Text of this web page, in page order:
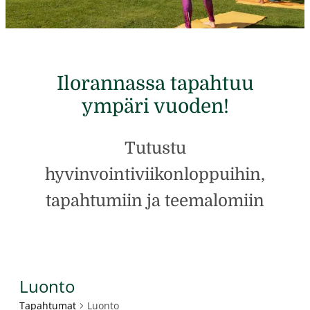
Ilorannassa tapahtuu
ympäri vuoden!
Tutustu
hyvinvointiviikonloppuihin,
tapahtumiin ja teemalomiin
Luonto
Tapahtumat Luonto